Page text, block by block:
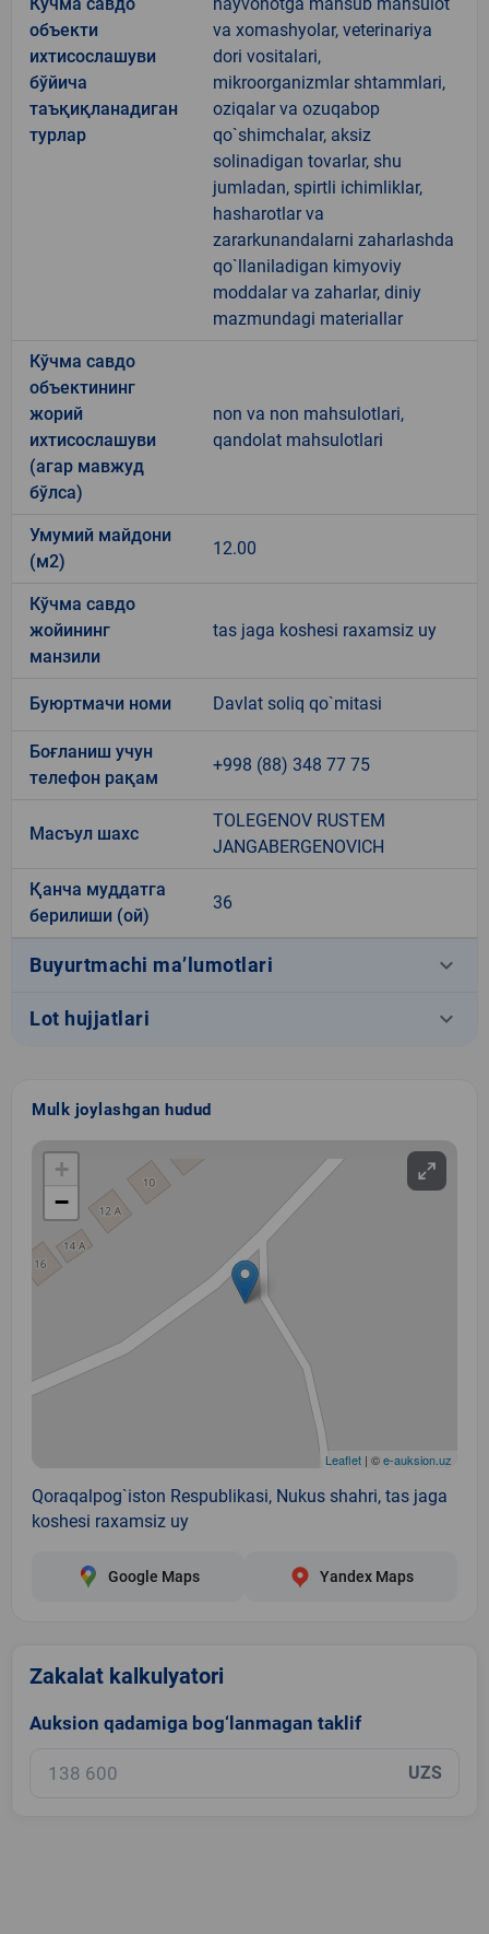
объекти
ихтисослашуви
бўйича
таъқиқланадиган
турлар
va xomashyolar, veterinariya
dori vositalari,
mikroorganizmlar shtammlari,
oziqalar va ozuqabop
qo`shimchalar, aksiz
solinadigan tovarlar, shu
jumladan, spirtli ichimliklar,
hasharotlar va
zararkunandalarni zaharlashda
qo`llaniladigan kimyoviy
moddalar va zaharlar, diniy
mazmundagi materiallar
Кўчма савдо
объектининг
жорий
ихтисослашуви
(агар мавжуд
бўлса)
non va non mahsulotlari,
qandolat mahsulotlari
Умумий майдони
(м2)
12.00
Кўчма савдо
жойининг
манзили
tas jaga koshesi raxamsiz uy
Буюртмачи номи Davlat soliq qo`mitasi
Боғланиш учун
телефон рақам
+998 (88) 348 77 75
Масъул шахс
TOLEGENOV RUSTEM
JANGABERGENOVICH
Қанча муддатга
берилиши (ой)
36
Buyurtmachi ma’lumotlari keyboard_arrow_down
Lot hujjatlari keyboard_arrow_down
Mulk joylashgan hudud
+
−
Leaflet | ©e-auksion.uz
Qoraqalpog`iston Respublikasi, Nukus shahri, tas jaga
koshesi raxamsiz uy
Google Maps Yandex Maps
Zakalat kalkulyatori
Auksion qadamiga bog‘lanmagan taklif
UZS